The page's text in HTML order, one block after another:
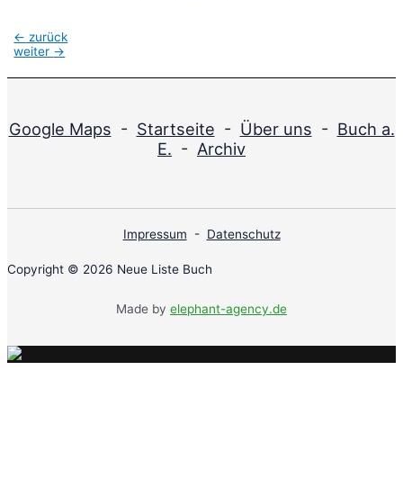
Beitragsnavigation
← zurück
weiter →
Google Maps - Startseite - Über uns - Buch a.
E. - Archiv
Impressum - Datenschutz
Copyright © 2026 Neue Liste Buch
Made by elephant-agency.de